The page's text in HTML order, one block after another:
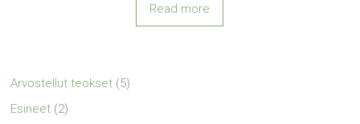
Read more
Arvostellut teokset (5)
Esineet (2)